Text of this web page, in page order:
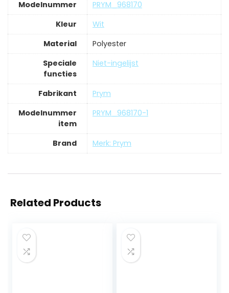
Modelnummer
‎PRYM_968170
Kleur
‎Wit
Material
‎Polyester
Speciale
functies
‎Niet-ingelijst
Fabrikant
‎Prym
Modelnummer
item
‎PRYM_968170-1
Brand Merk: Prym
Related Products